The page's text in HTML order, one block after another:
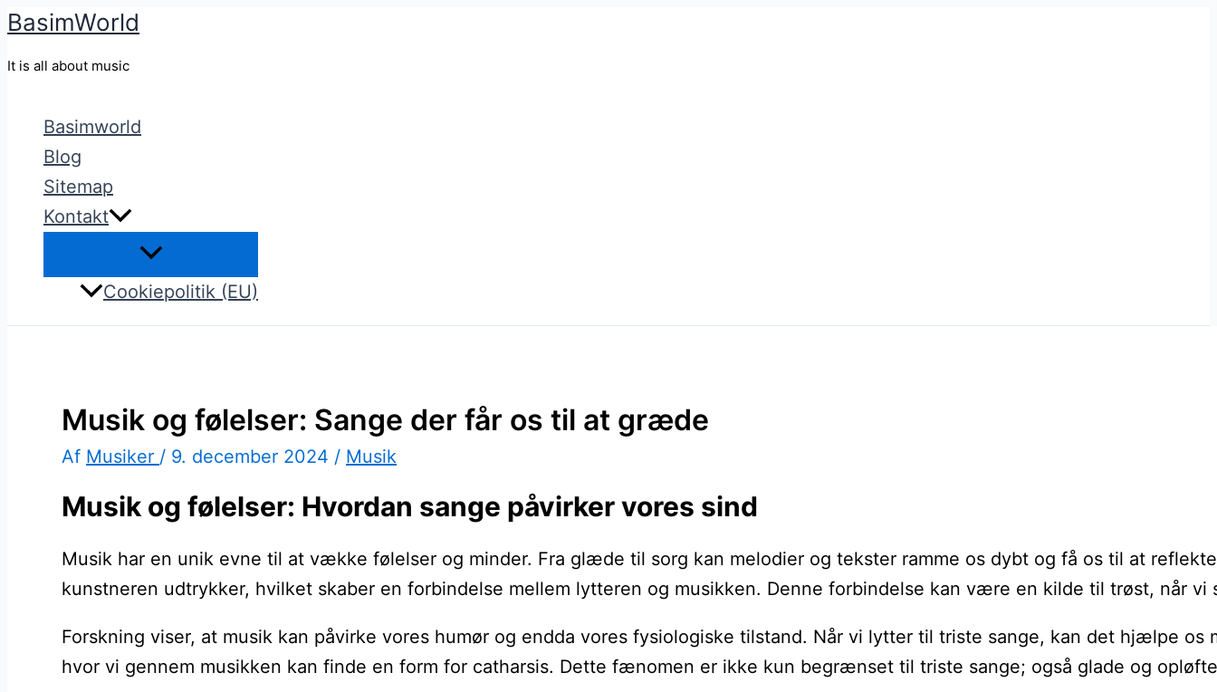
Gå
BasimWorld
It is all about music
Basimworld
Blog
Sitemap
Kontakt
Cookiepolitik (EU)
Musik og følelser: Sange der får os til at græde
Af Musiker / 9. december 2024 / Musik
Musik og følelser: Hvordan sange påvirker vores sind
Musik har en unik evne til at vække følelser og minder. Fra glæde til sorg kan melodier og tekster ramme os dybt og få os til at
kunstneren udtrykker, hvilket skaber en forbindelse mellem lytteren og musikken. Denne forbindelse kan være en kilde til trøst, når
Forskning viser, at musik kan påvirke vores humør og endda vores fysiologiske tilstand. Når vi lytter til triste sange, kan det hjælpe
hvor vi gennem musikken kan finde en form for catharsis. Dette fænomen er ikke kun begrænset til triste sange; også glade og